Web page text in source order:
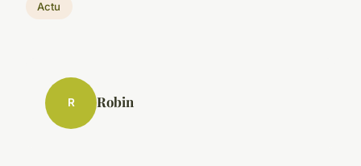
Actu
R Robin